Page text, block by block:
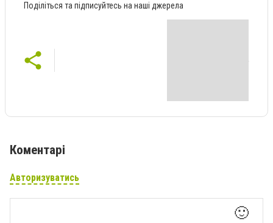
Поділіться та підписуйтесь на наші джерела
Коментарі
Авторизуватись
🙂